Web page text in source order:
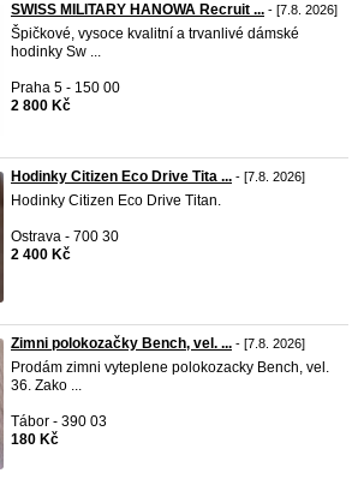
SWISS MILITARY HANOWA Recruit ... - [7.8. 2026]
Špičkové, vysoce kvalitní a trvanlivé dámské
hodinky Sw ...
Praha 5 - 150 00
2 800 Kč
Hodinky Citizen Eco Drive Tita ... - [7.8. 2026]
Hodinky Citizen Eco Drive Titan.
Ostrava - 700 30
2 400 Kč
Zimni polokozačky Bench, vel. ... - [7.8. 2026]
Prodám zimni vyteplene polokozacky Bench, vel.
36. Zako ...
Tábor - 390 03
180 Kč